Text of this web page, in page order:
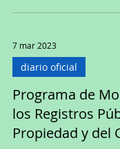
7 mar 2023
diario oficial
Programa de
los Registros
Propiedad y del